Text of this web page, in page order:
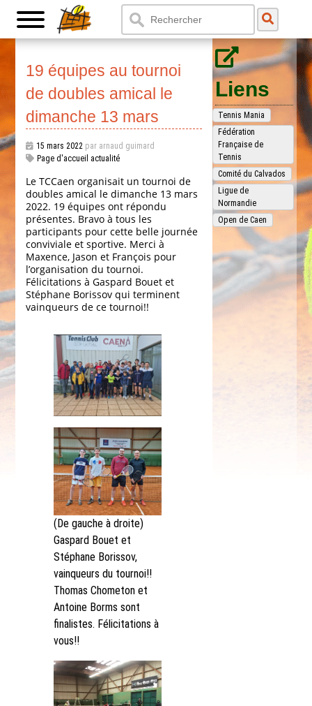
19 équipes au tournoi
de doubles amical le
dimanche 13 mars
15 mars 2022 par arnaud guimard
Page d'accueil actualité
Le TCCaen organisait un tournoi de
doubles amical le dimanche 13 mars
2022. 19 équipes ont répondu
présentes. Bravo à tous les
participants pour cette belle journée
conviviale et sportive. Merci à
Maxence, Jason et François pour
l’organisation du tournoi.
Félicitations à Gaspard Bouet et
Stéphane Borissov qui terminent
vainqueurs de ce tournoi!!
(De gauche à droite)
Gaspard Bouet et
Stéphane Borissov,
vainqueurs du tournoi!!
Thomas Chometon et
Antoine Borms sont
finalistes. Félicitations à
vous!!
Liens
Tennis Mania
Fédération
Française de
Tennis
Comité du Calvados
Ligue de
Normandie
Open de Caen